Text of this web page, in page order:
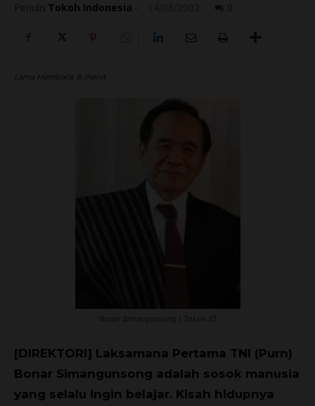
Tokoh Indonesia
Lama Membaca: 8 menit
[DIREKTORI] Laksamana Pertama TNI (Purn)
Bonar Simangunsong adalah sosok manusia
yang selalu ingin belajar. Kisah hidupnya